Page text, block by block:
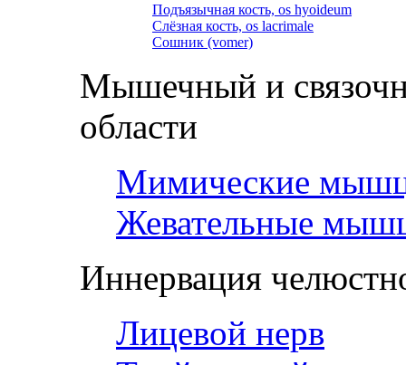
Подъязычная кость, os hyoideum
Слёзная кость, os lacrimale
Сошник (vomer)
Мышечный и
области
Мимические
Жевательные
Иннервация
Лицевой нерв